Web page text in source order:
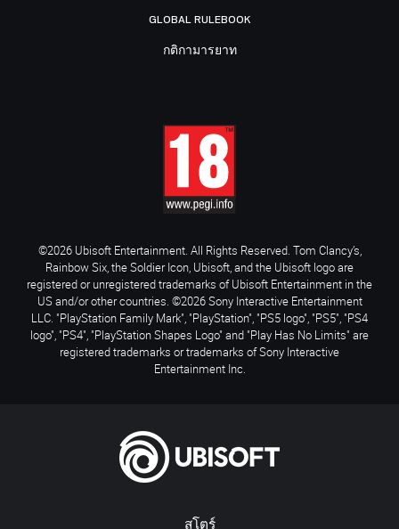
สโตร์
GLOBAL RULEBOOK
กติกามารยาท
©2026 Ubisoft Entertainment. All Rights Reserved. Tom Clancy’s,
Rainbow Six, the Soldier Icon, Ubisoft, and the Ubisoft logo are
registered or unregistered trademarks of Ubisoft Entertainment in the
US and/or other countries. ©2026 Sony Interactive Entertainment
LLC. "PlayStation Family Mark", "PlayStation", "PS5 logo", "PS5", "PS4
logo", "PS4", "PlayStation Shapes Logo" and "Play Has No Limits" are
registered trademarks or trademarks of Sony Interactive
Entertainment Inc.